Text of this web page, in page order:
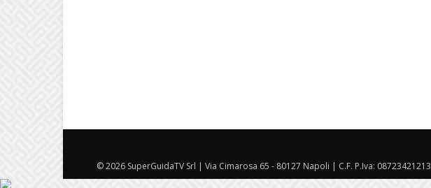
© 2026 SuperGuidaTV Srl | Via Cimarosa 65 - 80127 Napoli | C.F. P.Iva: 08723421213